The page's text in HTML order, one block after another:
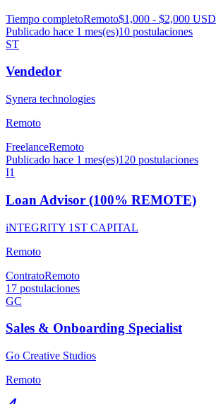
Tiempo completoRemoto$1,000 - $2,000 USD
Publicado hace 1 mes(es)10 postulaciones
ST
Vendedor
Synera technologies
Remoto
FreelanceRemoto
Publicado hace 1 mes(es)120 postulaciones
I1
Loan Advisor (100% REMOTE)
iNTEGRITY 1ST CAPITAL
Remoto
ContratoRemoto
17 postulaciones
GC
Sales & Onboarding Specialist
Go Creative Studios
Remoto